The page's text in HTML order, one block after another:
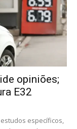
opiniões;
E32
específicos,